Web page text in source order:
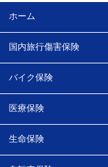
ホーム
国内旅行傷害保険
バイク保険
医療保険
生命保険